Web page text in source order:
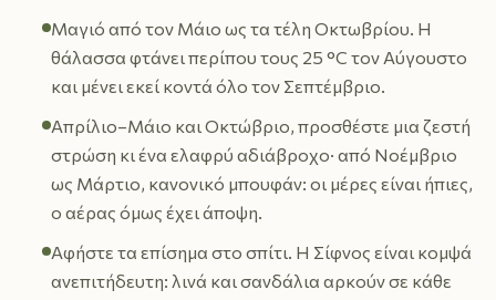
Μαγιό από τον Μάιο ως τα τέλη Οκτωβρίου. Η
θάλασσα φτάνει περίπου τους 25 °C τον Αύγουστο
και μένει εκεί κοντά όλο τον Σεπτέμβριο.
Απρίλιο–Μάιο και Οκτώβριο, προσθέστε μια ζεστή
στρώση κι ένα ελαφρύ αδιάβροχο· από Νοέμβριο
ως Μάρτιο, κανονικό μπουφάν: οι μέρες είναι ήπιες,
ο αέρας όμως έχει άποψη.
Αφήστε τα επίσημα στο σπίτι. Η Σίφνος είναι κομψά
ανεπιτήδευτη: λινά και σανδάλια αρκούν σε κάθε